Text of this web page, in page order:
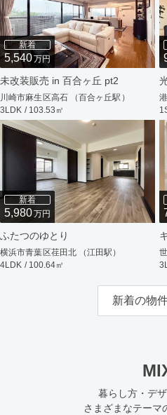
新着
5,540万円
未改装販売 in 百合ヶ丘 pt2
川崎市麻生区高石 （百合ヶ丘駅）
3LDK / 103.53㎡
新着
5,980万円
ふたつのゆとり
横浜市青葉区荏田北 （江田駅）
4LDK / 100.64㎡
新着の物
暮らし方・デザ
さまざまなテーマ